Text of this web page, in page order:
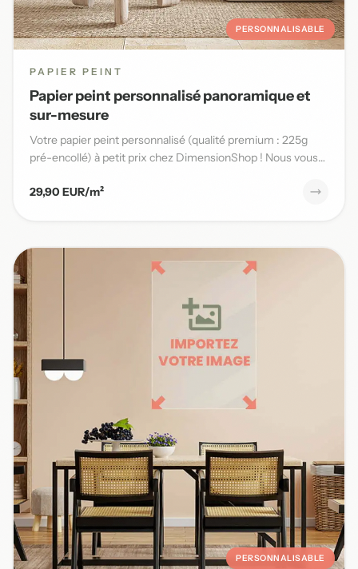
PERSONNALISABLE
PAPIER PEINT
Papier peint personnalisé panoramique et
sur-mesure
Votre papier peint personnalisé (qualité premium : 225g
pré-encollé) à petit prix chez DimensionShop ! Nous vous
29,90 EUR/m²
PERSONNALISABLE